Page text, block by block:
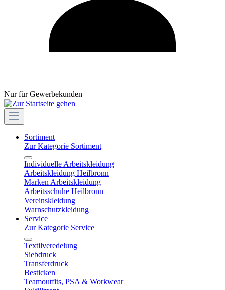
Nur für Gewerbekunden
Sortiment
Zur Kategorie Sortiment
Individuelle Arbeitskleidung
Arbeitskleidung Heilbronn
Marken Arbeitskleidung
Arbeitsschuhe Heilbronn
Vereinskleidung
Warnschutzkleidung
Service
Zur Kategorie Service
Textilveredelung
Siebdruck
Transferdruck
Besticken
Teamoutfits, PSA & Workwear